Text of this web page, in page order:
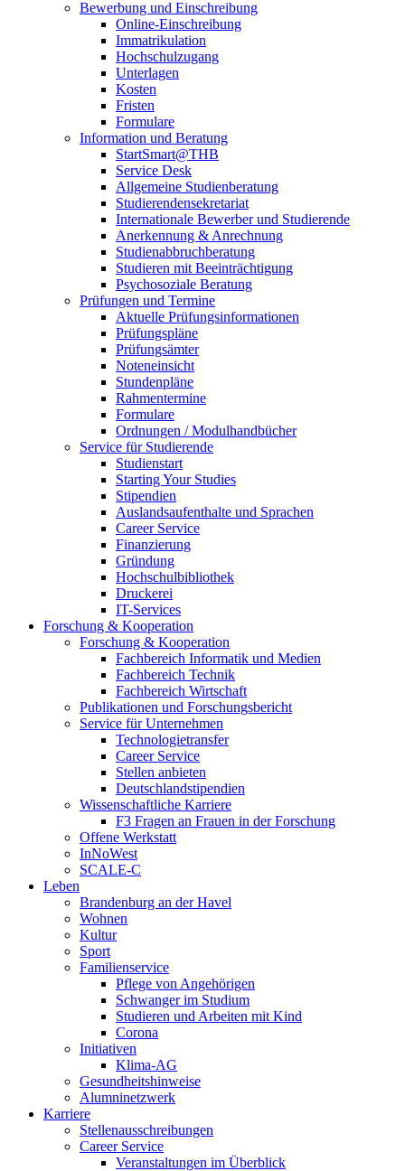
Bewerbung und Einschreibung
Online-Einschreibung
Immatrikulation
Hochschulzugang
Unterlagen
Kosten
Fristen
Formulare
Information und Beratung
StartSmart@THB
Service Desk
Allgemeine Studienberatung
Studierendensekretariat
Internationale Bewerber und Studierende
Anerkennung & Anrechnung
Studienabbruchberatung
Studieren mit Beeinträchtigung
Psychosoziale Beratung
Prüfungen und Termine
Aktuelle Prüfungsinformationen
Prüfungspläne
Prüfungsämter
Noteneinsicht
Stundenpläne
Rahmentermine
Formulare
Ordnungen / Modulhandbücher
Service für Studierende
Studienstart
Starting Your Studies
Stipendien
Auslandsaufenthalte und Sprachen
Career Service
Finanzierung
Gründung
Hochschulbibliothek
Druckerei
IT-Services
Forschung & Kooperation
Forschung & Kooperation
Fachbereich Informatik und Medien
Fachbereich Technik
Fachbereich Wirtschaft
Publikationen und Forschungsbericht
Service für Unternehmen
Technologietransfer
Career Service
Stellen anbieten
Deutschlandstipendien
Wissenschaftliche Karriere
F3 Fragen an Frauen in der Forschung
Offene Werkstatt
InNoWest
SCALE-C
Leben
Brandenburg an der Havel
Wohnen
Kultur
Sport
Familienservice
Pflege von Angehörigen
Schwanger im Studium
Studieren und Arbeiten mit Kind
Corona
Initiativen
Klima-AG
Gesundheitshinweise
Alumninetzwerk
Karriere
Stellenausschreibungen
Career Service
Veranstaltungen im Überblick